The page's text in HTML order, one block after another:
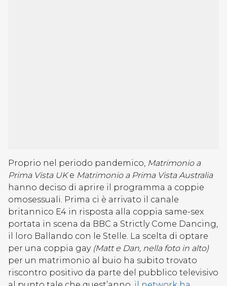
Proprio nel periodo pandemico, Matrimonio a
Prima Vista UKe Matrimonio a Prima Vista Australia
hanno deciso di aprire il programma a coppie
omosessuali. Prima ci è arrivato il canale
britannico E4 in risposta alla coppia same-sex
portata in scena da BBC a Strictly Come Dancing,
il loro Ballando con le Stelle. La scelta di optare
per una coppia gay (Matt e Dan, nella foto in alto)
per un matrimonio al buio ha subito trovato
riscontro positivo da parte del pubblico televisivo